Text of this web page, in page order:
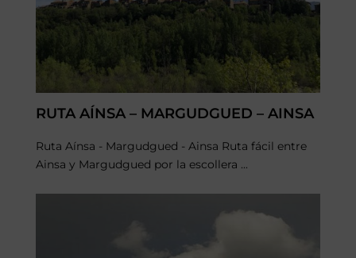
RUTA AÍNSA – MARGUDGUED – AINSA
Ruta Aínsa - Margudgued - Ainsa Ruta fácil entre
Ainsa y Margudgued por la escollera ...